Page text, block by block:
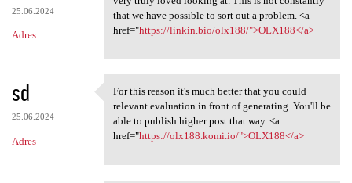
25.06.2024
Adres
that we have possible to sort out a problem. <a
href="https://linkin.bio/olx188/">OLX188</a>
sd
25.06.2024
Adres
For this reason it's much
For this reason it's much better that you could
relevant evaluation in front of generating. You'll be
able to publish higher post that way. <a
href="https://olx188.komi.io/">OLX188</a>